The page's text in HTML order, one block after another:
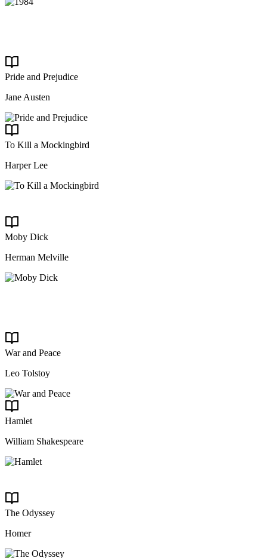
Pride and Prejudice
Jane Austen
To Kill a Mockingbird
Harper Lee
Moby Dick
Herman Melville
War and Peace
Leo Tolstoy
Hamlet
William Shakespeare
The Odyssey
Homer